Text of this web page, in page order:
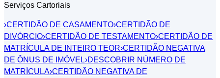
Serviços Cartoriais
›CERTIDÃO DE CASAMENTO›CERTIDÃO DE
DIVÓRCIO›CERTIDÃO DE TESTAMENTO›CERTIDÃO DE
MATRÍCULA DE INTEIRO TEOR›CERTIDÃO NEGATIVA
DE ÔNUS DE IMÓVEL›DESCOBRIR NÚMERO DE
MATRÍCULA›CERTIDÃO NEGATIVA DE